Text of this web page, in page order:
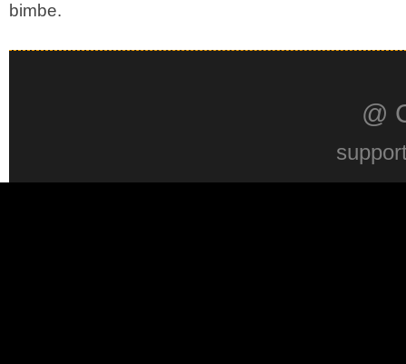
bimbe.
@